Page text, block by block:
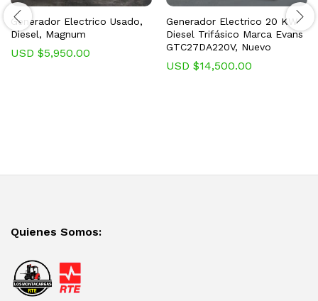
Generador Electrico Usado,
Diesel, Magnum
USD $5,950.00
Generador Electrico 20 KW
Diesel Trifásico Marca Evans
GTC27DA220V, Nuevo
USD $14,500.00
Quienes Somos: